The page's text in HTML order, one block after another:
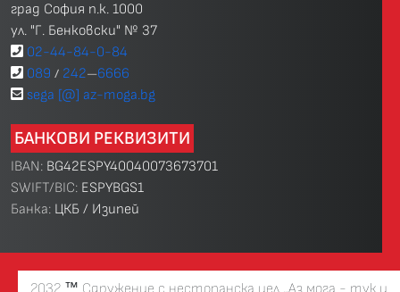
град София п.к. 1000
ул. "Г. Бенковски" № 37
02-44-84-0-84
089 / 242—6666
sega [@] az-moga.bg
БАНКОВИ РЕКВИЗИТИ
IBAN: BG42ESPY40040073673701
SWIFT/BIC: ESPYBGS1
Банка: ЦКБ / Изипей
™